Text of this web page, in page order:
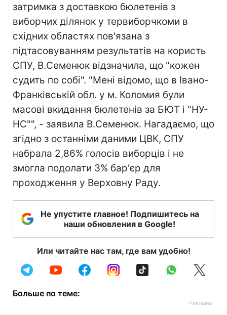
затримка з доставкою бюлетенів з
виборчих ділянок у тервиборчкоми в
східних областях пов'язана з
підтасовуванням результатів на користь
СПУ, В.Семенюк відзначила, що "кожен
судить по собі". "Мені відомо, що в Івано-
Франківській обл. у м. Коломия були
масові вкидання бюлетенів за БЮТ і "НУ-
НС"", - заявила В.Семенюк. Нагадаємо, що
згідно з останніми даними ЦВК, СПУ
набрала 2,86% голосів виборців і не
змогла подолати 3% бар'єр для
проходження у Верховну Раду.
Не упустите главное! Подпишитесь на
наши обновления в Google!
Или читайте нас там, где вам удобно!
Больше по теме: